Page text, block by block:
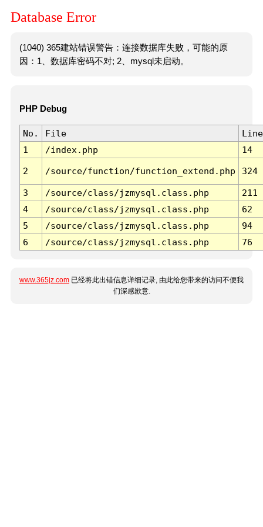
Database Error
(1040) 365建站错误警告：连接数据库失败，可能的原
因：1、数据库密码不对; 2、mysql未启动。
PHP Debug
No. File
Line
1
/index.php 14
2 /source/function/function_extend.php 324
3 /source/class/jzmysql.class.php
211
4
/source/class/jzmysql.class.php
62
5
/source/class/jzmysql.class.php
94
6
/source/class/jzmysql.class.php 76
www.365jz.com 已经将此出错信息详细记录, 由此给您带来的访问不便我
们深感歉意.